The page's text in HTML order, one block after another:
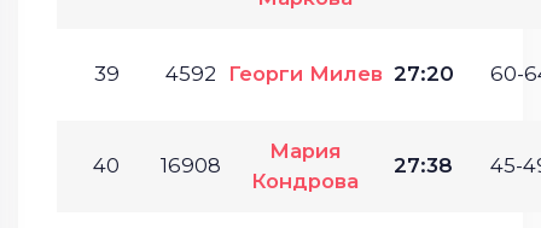
39 4592 Георги Милев 27:20 60-
40 16908
Мария
Кондрова
27:38 45-